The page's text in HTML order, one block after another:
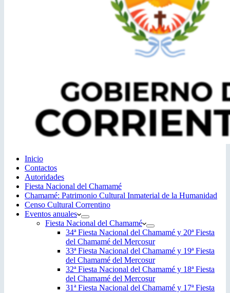
Inicio
Contactos
Autoridades
Fiesta Nacional del Chamamé
Chamamé: Patrimonio Cultural Inmaterial de la Humanidad
Censo Cultural Correntino
Eventos anuales
Fiesta Nacional del Chamamé
34ª Fiesta Nacional del Chamamé y 20ª Fiesta
del Chamamé del Mercosur
33ª Fiesta Nacional del Chamamé y 19ª Fiesta
del Chamamé del Mercosur
32ª Fiesta Nacional del Chamamé y 18ª Fiesta
del Chamamé del Mercosur
31ª Fiesta Nacional del Chamamé y 17ª Fiesta